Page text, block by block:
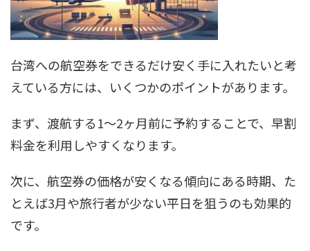
台湾への航空券をできるだけ安く手に入れたいと考
えている方には、いくつかのポイントがあります。
まず、渡航する1〜2ヶ月前に予約することで、早割
料金を利用しやすくなります。
次に、航空券の価格が安くなる傾向にある時期、た
とえば3月や旅行者が少ない平日を狙うのも効果的
です。